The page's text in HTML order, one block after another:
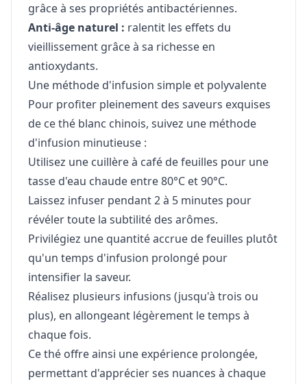
grâce à ses propriétés antibactériennes.
Anti-âge naturel : ralentit les effets du
vieillissement grâce à sa richesse en
antioxydants.
Une méthode d'infusion simple et polyvalente
Pour profiter pleinement des saveurs exquises
de ce thé blanc chinois, suivez une méthode
d'infusion minutieuse :
Utilisez une cuillère à café de feuilles pour une
tasse d'eau chaude entre 80°C et 90°C.
Laissez infuser pendant 2 à 5 minutes pour
révéler toute la subtilité des arômes.
Privilégiez une quantité accrue de feuilles plutôt
qu'un temps d'infusion prolongé pour
intensifier la saveur.
Réalisez plusieurs infusions (jusqu'à trois ou
plus), en allongeant légèrement le temps à
chaque fois.
Ce thé offre ainsi une expérience prolongée,
permettant d'apprécier ses nuances à chaque